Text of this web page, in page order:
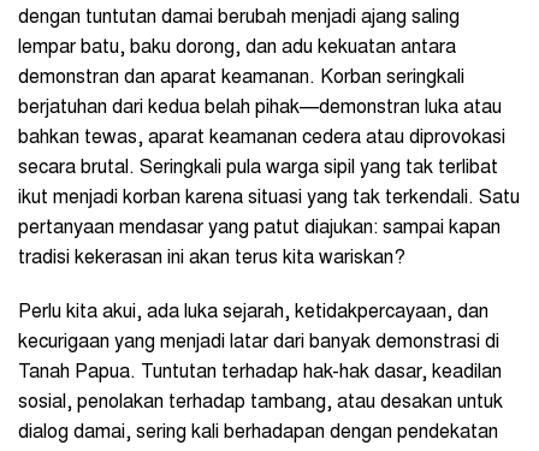
dengan tuntutan damai berubah menjadi ajang saling
lempar batu, baku dorong, dan adu kekuatan antara
demonstran dan aparat keamanan. Korban seringkali
berjatuhan dari kedua belah pihak—demonstran luka atau
bahkan tewas, aparat keamanan cedera atau diprovokasi
secara brutal. Seringkali pula warga sipil yang tak terlibat
ikut menjadi korban karena situasi yang tak terkendali. Satu
pertanyaan mendasar yang patut diajukan: sampai kapan
tradisi kekerasan ini akan terus kita wariskan?
Perlu kita akui, ada luka sejarah, ketidakpercayaan, dan
kecurigaan yang menjadi latar dari banyak demonstrasi di
Tanah Papua. Tuntutan terhadap hak-hak dasar, keadilan
sosial, penolakan terhadap tambang, atau desakan untuk
dialog damai, sering kali berhadapan dengan pendekatan